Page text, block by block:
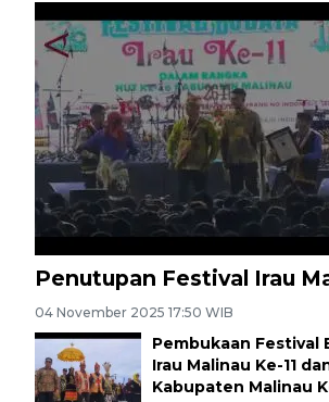
Penutupan Festival Irau
04 November 2025 17:50 WIB
Pembukaan Festival
Irau Malinau Ke-11
Kabupaten Malinau